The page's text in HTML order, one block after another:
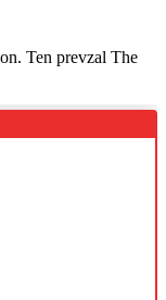
Ten prevzal The